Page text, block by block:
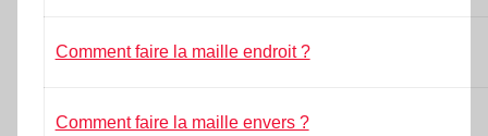
Comment faire la maille endroit ?
Comment faire la maille envers ?